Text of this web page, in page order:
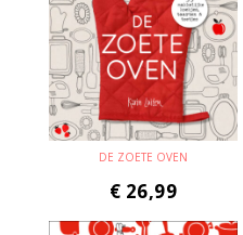
DE ZOETE OVEN
€ 26,99